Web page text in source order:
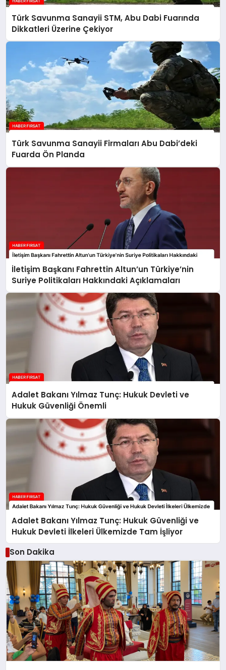
Türk Savunma Sanayii STM, Abu Dabi Fuarında
Dikkatleri Üzerine Çekiyor
Türk Savunma Sanayii Firmaları Abu Dabi’deki
Fuarda Ön Planda
İletişim Başkanı Fahrettin Altun’un Türkiye’nin
Suriye Politikaları Hakkındaki Açıklamaları
Adalet Bakanı Yılmaz Tunç: Hukuk Devleti ve
Hukuk Güvenliği Önemli
Adalet Bakanı Yılmaz Tunç: Hukuk Güvenliği ve
Hukuk Devleti İlkeleri Ülkemizde Tam İşliyor
Son Dakika